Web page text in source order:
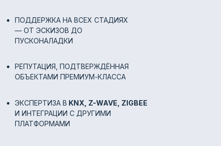
РЕПУТАЦИЯ, ПОДТВЕРЖДЁННАЯ
ОБЪЕКТАМИ ПРЕМИУМ-КЛАССА
ПОДДЕРЖКА НА ВСЕХ СТАДИЯХ
— ОТ ЭСКИЗОВ ДО
ПУСКОНАЛАДКИ
ЭКСПЕРТИЗА В KNX, Z-WAVE, ZIGBEE
И ИНТЕГРАЦИИ С ДРУГИМИ
ПЛАТФОРМАМИ